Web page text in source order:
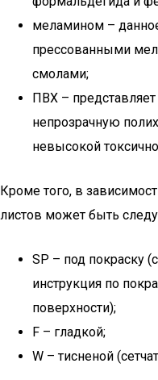
меламином –
прессованными
смолами;
ПВХ –
непрозрачную
невысокой
Кроме того, в
листов может быть
SP – под покраску
инструкция по
поверхности);
F – гладкой;
W – тисненой